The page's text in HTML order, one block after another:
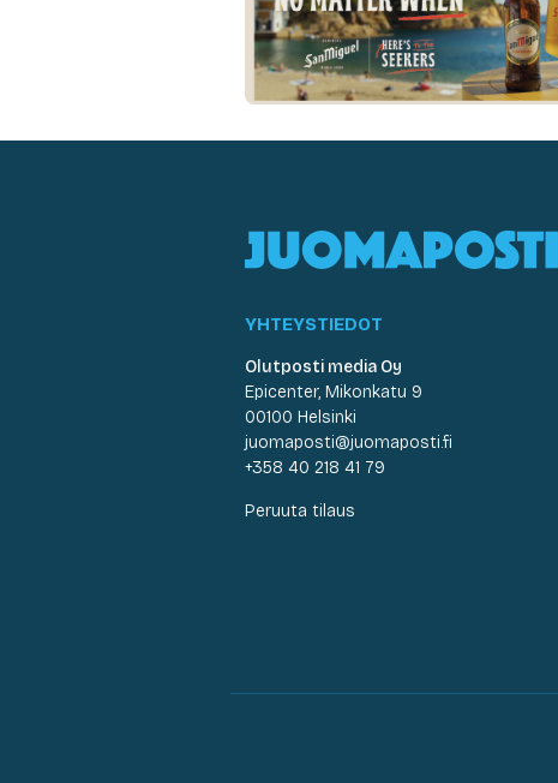
YHTEYSTIEDOT
Olutposti media Oy
Epicenter, Mikonkatu 9
00100 Helsinki
juomaposti@juomaposti.fi
+358 40 218 41 79
Peruuta tilaus